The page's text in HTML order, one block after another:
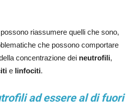
riassumere quelli che sono,
che possono comportare
concentrazione dei neutrofili,
e linfociti.
ad essere al di fuori